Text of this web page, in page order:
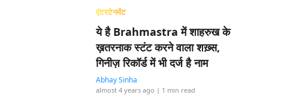
एंटरटेनमेंट
ये है Brahmastra में शाहरुख के
ख़तरनाक स्टंट करने वाला शख़्स,
गिनीज़ रिकॉर्ड में भी दर्ज है नाम
Abhay Sinha
almost 4 years ago | 1 min read